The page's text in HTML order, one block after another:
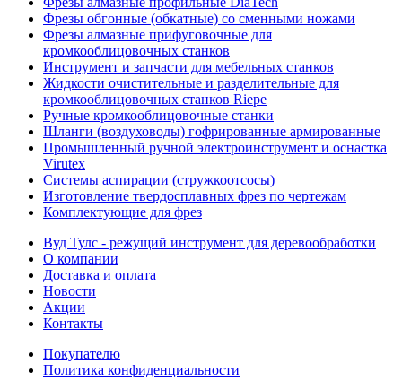
Фрезы обгонные (обкатные) со сменными ножами
Фрезы алмазные прифуговочные для
кромкооблицовочных станков
Инструмент и запчасти для мебельных станков
Жидкости очистительные и разделительные для
кромкооблицовочных станков Riepe
Ручные кромкооблицовочные станки
Шланги (воздуховоды) гофрированные армированные
Промышленный ручной электроинструмент и оснастка
Virutex
Системы аспирации (стружкоотсосы)
Изготовление твердосплавных фрез по чертежам
Комплектующие для фрез
Вуд Тулс - режущий инструмент для деревообработки
О компании
Доставка и оплата
Новости
Акции
Контакты
Покупателю
Политика конфиденциальности